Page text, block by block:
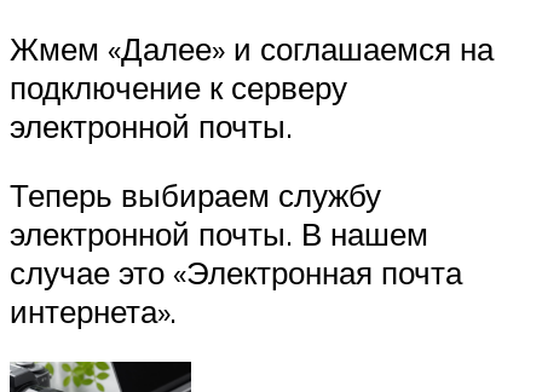
Жмем «Далее» и соглашаемся на
подключение к серверу
электронной почты.
Теперь выбираем службу
электронной почты. В нашем
случае это «Электронная почта
интернета».